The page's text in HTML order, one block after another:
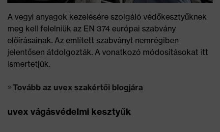
A vegyi anyagok kezelésére szolgáló védőkesztyűknek
meg kell felelniük az EN 374 európai szabvány
előírásainak. Az említett szabványt nemrégiben
jelentősen átdolgozták. A vonatkozó módosításokat itt
ismertetjük.
Tovább az uvex szakértői blogjára
uvex vágásvédelmi kesztyűk